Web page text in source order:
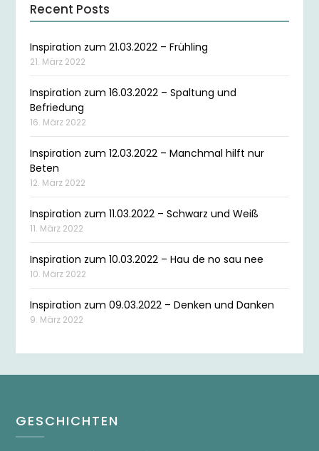
Recent Posts
Inspiration zum 21.03.2022 – Frühling
21. März 2022
Inspiration zum 16.03.2022 – Spaltung und
Befriedung
16. März 2022
Inspiration zum 12.03.2022 – Manchmal hilft nur
Beten
12. März 2022
Inspiration zum 11.03.2022 – Schwarz und Weiß
11. März 2022
Inspiration zum 10.03.2022 – Hau de no sau nee
10. März 2022
Inspiration zum 09.03.2022 – Denken und Danken
9. März 2022
GESCHICHTEN